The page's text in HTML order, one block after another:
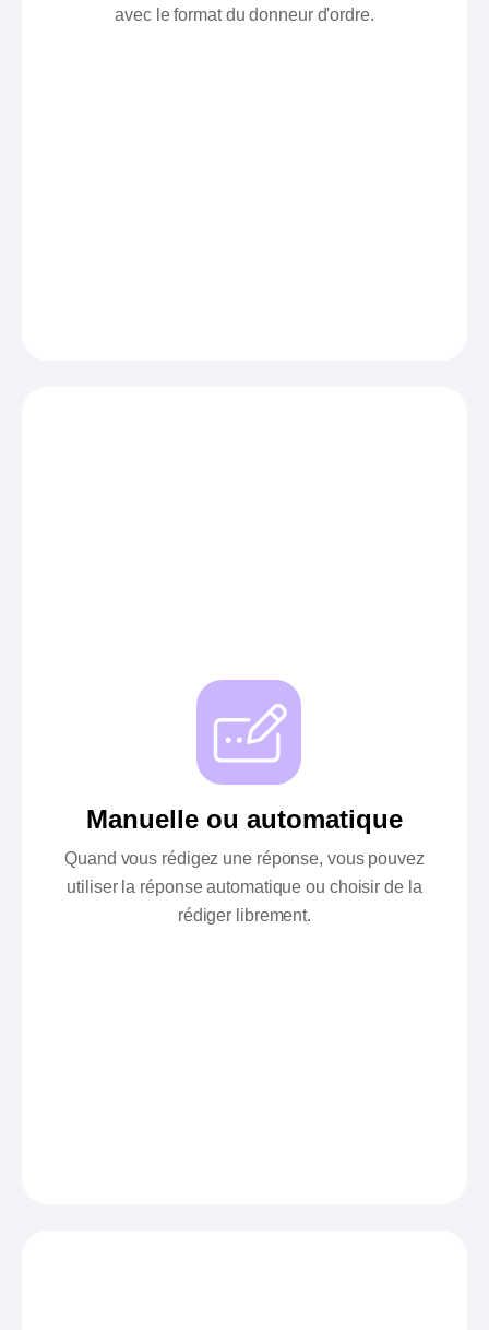
avec le format du donneur d'ordre.
Manuelle ou automatique
Quand vous rédigez une réponse, vous pouvez
utiliser la réponse automatique ou choisir de la
rédiger librement.